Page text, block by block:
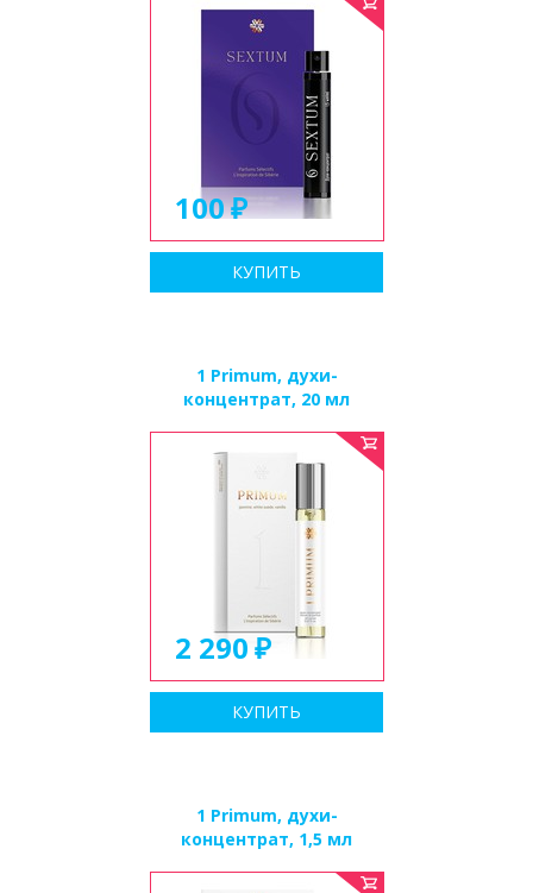
100
КУПИТЬ
1 Primum, духи-
концентрат, 20 мл
2 290
КУПИТЬ
1 Primum, духи-
концентрат, 1,5 мл